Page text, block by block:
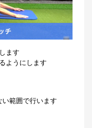
ます
ようにします
い範囲で行います